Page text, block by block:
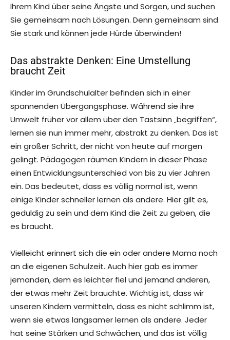
Ihrem Kind über seine Ängste und Sorgen, und suchen
Sie gemeinsam nach Lösungen. Denn gemeinsam sind
Sie stark und können jede Hürde überwinden!
Das abstrakte Denken: Eine Umstellung
braucht Zeit
Kinder im Grundschulalter befinden sich in einer
spannenden Übergangsphase. Während sie ihre
Umwelt früher vor allem über den Tastsinn „begriffen“,
lernen sie nun immer mehr, abstrakt zu denken. Das ist
ein großer Schritt, der nicht von heute auf morgen
gelingt. Pädagogen räumen Kindern in dieser Phase
einen Entwicklungsunterschied von bis zu vier Jahren
ein. Das bedeutet, dass es völlig normal ist, wenn
einige Kinder schneller lernen als andere. Hier gilt es,
geduldig zu sein und dem Kind die Zeit zu geben, die
es braucht.
Vielleicht erinnert sich die ein oder andere Mama noch
an die eigenen Schulzeit. Auch hier gab es immer
jemanden, dem es leichter fiel und jemand anderen,
der etwas mehr Zeit brauchte. Wichtig ist, dass wir
unseren Kindern vermitteln, dass es nicht schlimm ist,
wenn sie etwas langsamer lernen als andere. Jeder
hat seine Stärken und Schwächen, und das ist völlig